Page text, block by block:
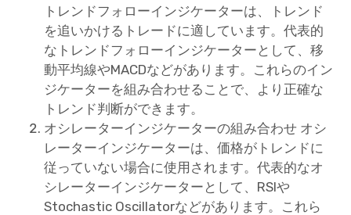
トレンドフォローインジケーターは、トレンド
を追いかけるトレードに適しています。代表的
なトレンドフォローインジケーターとして、移
動平均線やMACDなどがあります。これらのイン
ジケーターを組み合わせることで、より正確な
トレンド判断ができます。
オシレーターインジケーターの組み合わせ オシ
レーターインジケーターは、価格がトレンドに
従っていない場合に使用されます。代表的なオ
シレーターインジケーターとして、RSIや
Stochastic Oscillatorなどがあります。これら